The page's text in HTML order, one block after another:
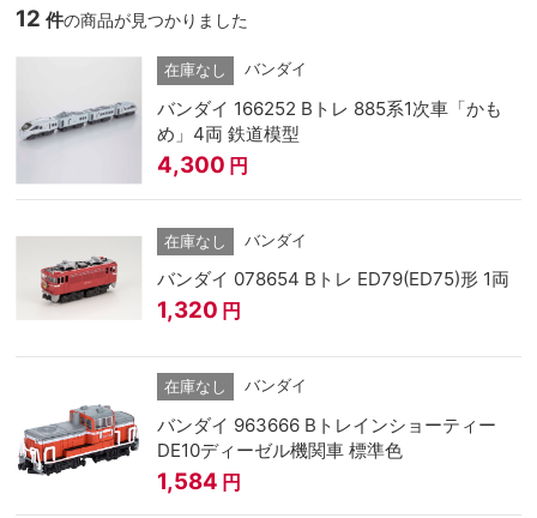
12 件の商品が見つかりました
在庫なし バンダイ
バンダイ 166252 Bトレ 885系1次車「かも
め」4両 鉄道模型
4,300 円
在庫なし バンダイ
バンダイ 078654 Bトレ ED79(ED75)形 1両
1,320 円
在庫なし バンダイ
バンダイ 963666 Bトレインショーティー
DE10ディーゼル機関車 標準色
1,584 円